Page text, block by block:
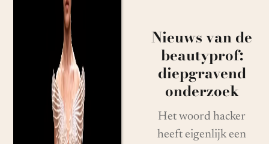
Nieuws van de
beautyprof:
diepgravend
onderzoek
Het woord hacker
heeft eigenlijk een